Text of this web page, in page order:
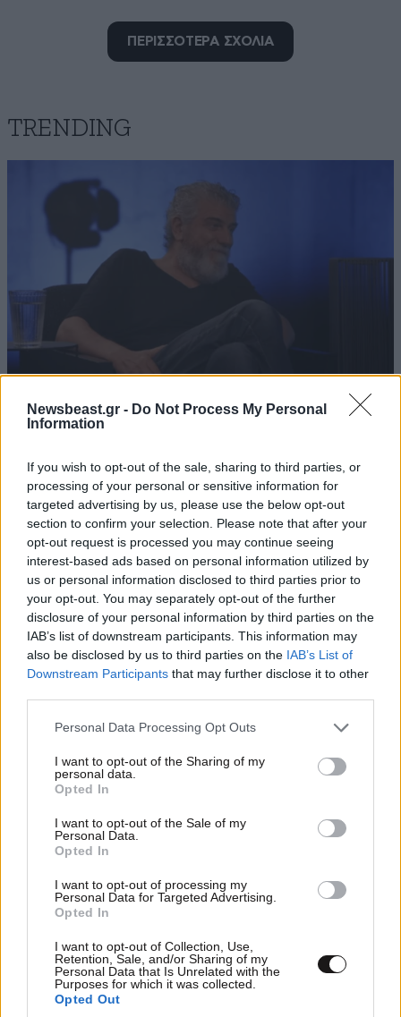
Newsbeast.gr - Do Not Process My Personal
Information
If you wish to opt-out of the sale, sharing to third parties, or
processing of your personal or sensitive information for
targeted advertising by us, please use the below opt-out
section to confirm your selection. Please note that after your
opt-out request is processed you may continue seeing
interest-based ads based on personal information utilized by
us or personal information disclosed to third parties prior to
your opt-out. You may separately opt-out of the further
disclosure of your personal information by third parties on the
IAB’s list of downstream participants. This information may
also be disclosed by us to third parties on the IAB’s List of
Downstream Participants that may further disclose it to other
Please note that this website/app uses one or more Google
not limited to your visit or usage behaviour. You may click to
grant or deny consent to Google and its third-party tags to
use your data for below specified purposes in below Google
consent section.
Personal Data Processing Opt Outs
I want to opt-out of the Sharing of my
personal data.
Opted In
I want to opt-out of the Sale of my
Personal Data.
Opted In
I want to opt-out of processing my
Personal Data for Targeted Advertising.
Opted In
I want to opt-out of Collection, Use,
Retention, Sale, and/or Sharing of my
Personal Data that Is Unrelated with the
Purposes for which it was collected.
Opted Out
mimis Ο ΣΥΡΙΖΑΙΟΣ 16·05·2020 02:43
ΓΙΑ ΑΥΤΟΥΣ.ΤΟ ΓΝΩΣΤΟ ΑΠΟΦΑΣΙΖΟΥΜΕ ΚΑΙ
ΠΟΛΙΤΗ.ΠΡΕΠΕΙ ΕΠΙΤΕΛΟΥΣ ΣΕ ΑΥΤΗΝ ΤΗΝ ΧΩΡΑ ΝΑ
ΣΑΣ ΚΑΤΑΣΤΕΊΛΟΥΜΕ ΜΙΑ ΚΑΙ ΚΑΛΗ
Απαντήστε
Πυθία2020ΤΡΔΣ
Για τρολ πολύ συγκινητικό
Απαντήστε 0
Than Ashes 15·05·2020 22:45
Ξεκάθαρη χαζομάρα του Μπακογιάννη και θα χαρώ
πολύ να του επιβληθεί πρόστιμο προσωπικά και σε
όποιον άλλον προκάλεσε το πανηγυράκι αυτό - όχι
πρόστιμα στον Δήμο δηλαδή. Απλά επειδή γίνονται
συγκρίσεις με παρελθόν, με Δούρου, με ηθικά
πλεονεΧτήματα κτλ και ξεχνάμε πάάάάάρα πολύ
εύκολα, να θυμίσω κάτι: αν αυτό είχε γίνει επί ΣΥΡΙΖΑ,
α) ο Συριζαίος Χαρδαλιάς (ο Καρανίκας δηλαδή) θα
είχε υπερασπιστεί τον δήμαρχο κράζοντας τα
ακροδεξιά πλουσιόπαιδα της Αγίας Παρασκευής. β) ο
μερικές τζούρες μέχρι να τελειώσει το κράξιμο ο
Καρανίκας χαμογελώντας γ) ο Συριζαίος δήμαρχος (ο
δικαιωμάτων και κεκτημένων της δημοκρατίας και
άλλα τέτοια βαρύγδουπα. δ) ο Συριζαίος
προπαγάνδα και θα ποστάριζε γραβάτες με ανδρικά
μόρια και μετά θα έλεγε τα πόσταρε το παιδί του. Και
στη Βουλή θα έσκουζε να πέσουν οι άλλοι στα
τέσσερα. Αυτό είναι το ποιόν τους. Τουλάχιστον
τούτοι εδώ, δεν μας το έτριψαν στη μούρη. Όταν
βγουν και τα πρόστιμα, θα είναι τέλεια.
ΠΕΡΙΣΣΟΤΕΡΑ ΣΧΟΛΙΑ
TRENDING
LIFESTYLE06·08·2026 16:11
Θεό, είναι δημιούργημα του ανθρώπου»